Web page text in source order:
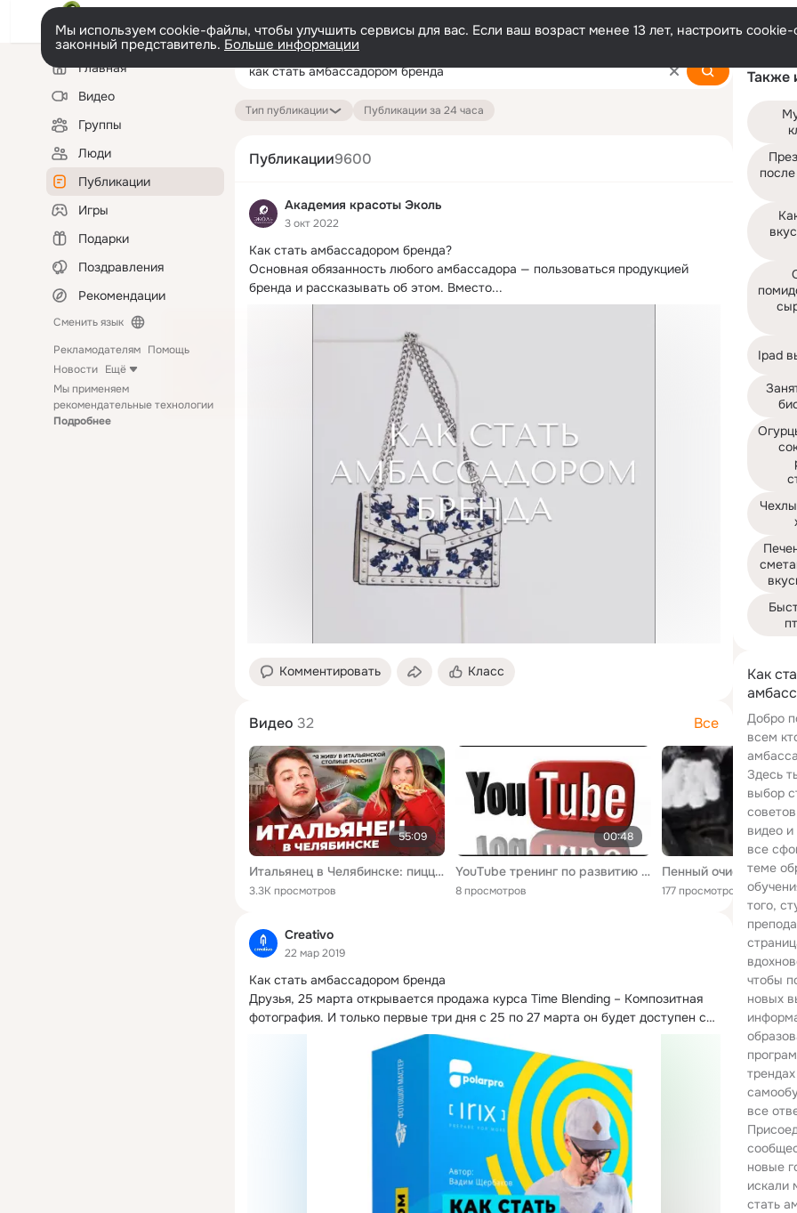
Мы используем cookie-файлы, чтобы улучшить сервисы для вас. Если ваш возраст менее 13 лет, настроить
законный представитель. Больше информации
Левая
колонкаГлавная
Видео
Группы
Люди
Публикации
Игры
Подарки
Поздравления
Рекомендации
Сменить язык
Рекламодателям Помощь
Новости Ещё
Мы применяем
рекомендательные технологии
Подробнее
Как
Добро
всем
Здесь
выбор
видео и
все
теме
того,
чтобы
новых
все
новые
искали
стать
Также
Ipad
Тип публикации
Публикации за 24 часа
Публикации9600
Академия красоты Эколь
3 окт 2022
Как стать амбассадором бренда?
Основная обязанность любого амбассадора — пользоваться продукцией
бренда и рассказывать об этом. Вместо...
Комментировать Класс
Видео 32 Все
55:09
Итальянец в Челябинске: пицца с ананасами, вечная сиеста и высокие налоги
3.3K просмотров
00:48
YouTube тренинг по развитию бизнеса через канал YouTube
8 просмотров 177 просмотров
Creativo
22 мар 2019
Как стать амбассадором бренда
Друзья, 25 марта открывается продажа курса Time Blending – Композитная
фотография. И только первые три дня с 25 по 27 марта он будет доступен со